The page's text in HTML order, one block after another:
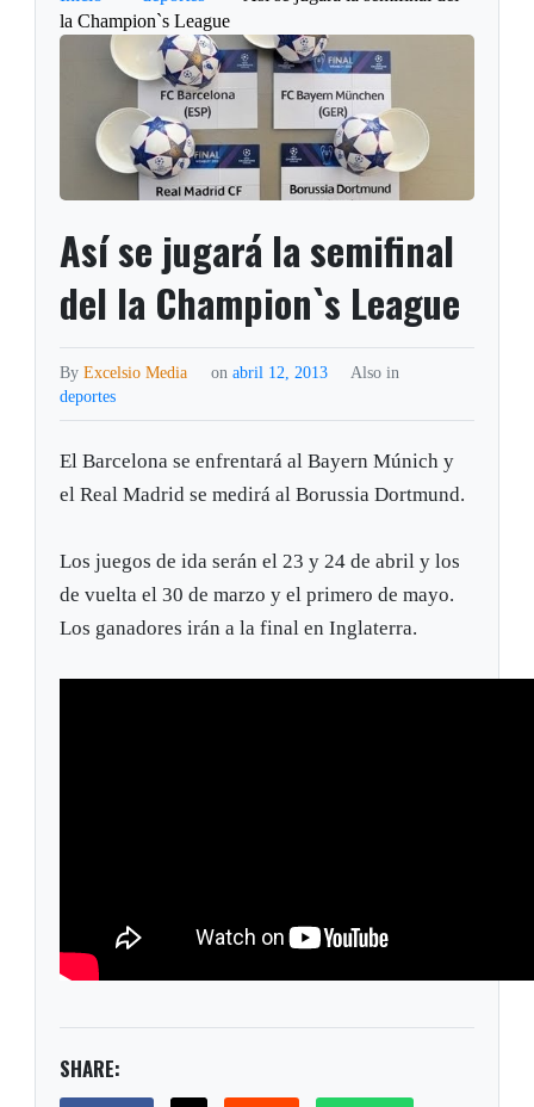
la Champion`s League
Así se jugará la semifinal
del la Champion`s League
ByExcelsio Media on abril 12, 2013
Also in
deportes
El Barcelona se enfrentará al Bayern Múnich y
el Real Madrid se medirá al Borussia Dortmund.
Los juegos de ida serán el 23 y 24 de abril y los
de vuelta el 30 de marzo y el primero de mayo.
Los ganadores irán a la final en Inglaterra.
SHARE: